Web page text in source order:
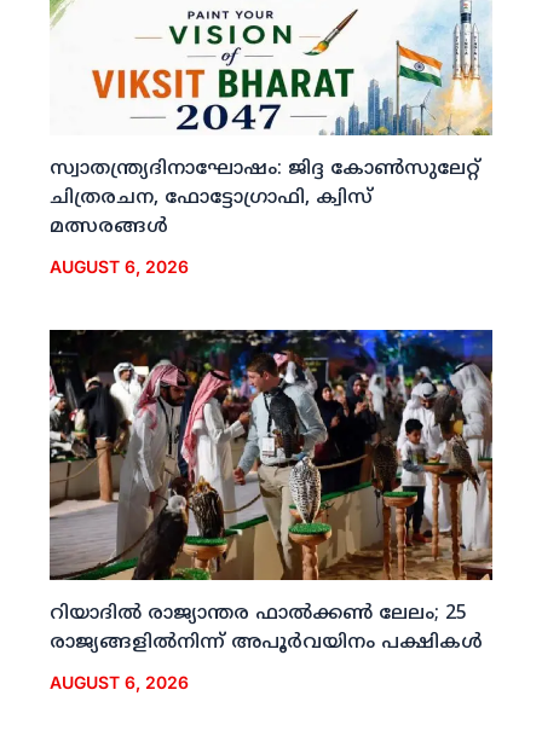
സ്വാതന്ത്ര്യദിനാഘോഷം: ജിദ്ദ കോണ്‍സുലേറ്റ്
ചിത്രരചന, ഫോട്ടോഗ്രാഫി, ക്വിസ്
മത്സരങ്ങള്‍
AUGUST 6, 2026
റിയാദില്‍ രാജ്യാന്തര ഫാല്‍ക്കണ്‍ ലേലം; 25
രാജ്യങ്ങളില്‍നിന്ന് അപൂര്‍വയിനം പക്ഷികള്‍
AUGUST 6, 2026